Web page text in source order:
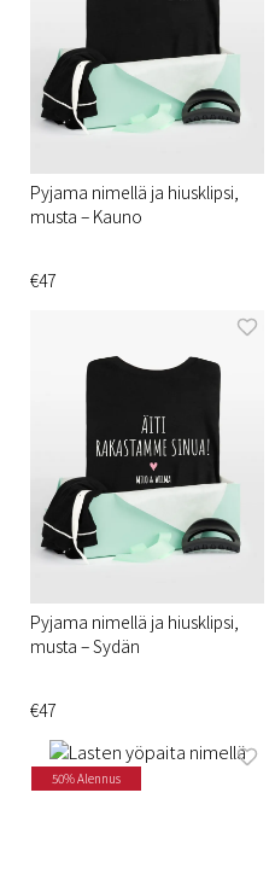
Pyjama nimellä ja hiusklipsi,
musta – Kauno
€47
Pyjama nimellä ja hiusklipsi,
musta – Sydän
€47
50% Alennus